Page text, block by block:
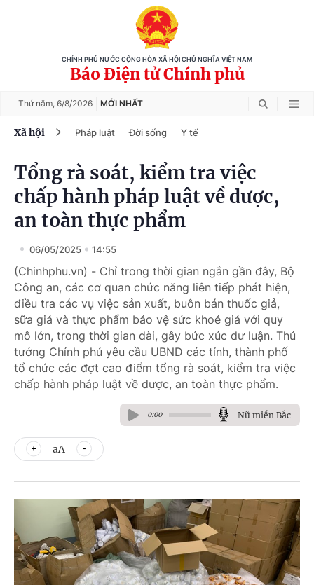
CHÍNH PHỦ NƯỚC CỘNG HÒA XÃ HỘI CHỦ NGHĨA VIỆT NAM
Báo Điện tử Chính phủ
Thứ năm, 6/8/2026 MỚI NHẤT
Xã hội Pháp luật Đời sống Y tế
Tổng rà soát, kiểm tra việc
chấp hành pháp luật về dược,
an toàn thực phẩm
06/05/2025 14:55
(Chinhphu.vn) - Chỉ trong thời gian ngắn gần đây, Bộ
Công an, các cơ quan chức năng liên tiếp phát hiện,
điều tra các vụ việc sản xuất, buôn bán thuốc giả,
sữa giả và thực phẩm bảo vệ sức khoẻ giả với quy
mô lớn, trong thời gian dài, gây bức xúc dư luận. Thủ
tướng Chính phủ yêu cầu UBND các tỉnh, thành phố
tổ chức các đợt cao điểm tổng rà soát, kiểm tra việc
chấp hành pháp luật về dược, an toàn thực phẩm.
0:00 Nữ miền Bắc
aA